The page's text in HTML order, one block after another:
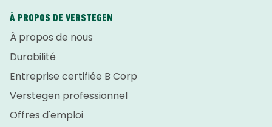
À PROPOS DE VERSTEGEN
À propos de nous
Durabilité
Entreprise certifiée B Corp
Verstegen professionnel
Offres d'emploi